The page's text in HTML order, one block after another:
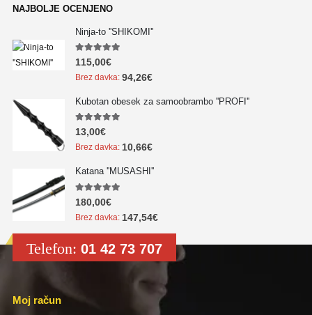
NAJBOLJE OCENJENO
Ninja-to ''SHIKOMI''
5.00 out of 5
115,00€
Brez davka: 94,26€
Kubotan obesek za samoobrambo ''PROFI''
5.00out of 5
13,00€
Brez davka: 10,66€
Katana ''MUSASHI''
5.00 out of 5
180,00€
Brez davka: 147,54€
Telefon: 01 42 73 707
Moj račun